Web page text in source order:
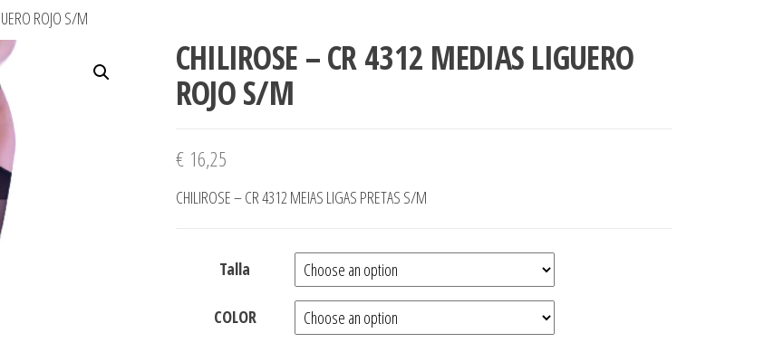
ROJO S/M
CHILIROSE – CR 4312 MEDIAS LIGUERO
ROJO S/M
€16,25
CHILIROSE – CR 4312 MEIAS LIGAS PRETAS S/M
Talla
COLOR